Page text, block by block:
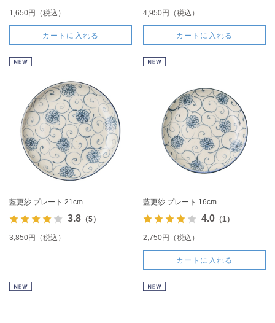
1,650円（税込）
カートに入れる
4,950円（税込）
カートに入れる
藍更紗 プレート 21cm
3.8（5）
3,850円（税込）
藍更紗 プレート 16cm
4.0（1）
2,750円（税込）
カートに入れる